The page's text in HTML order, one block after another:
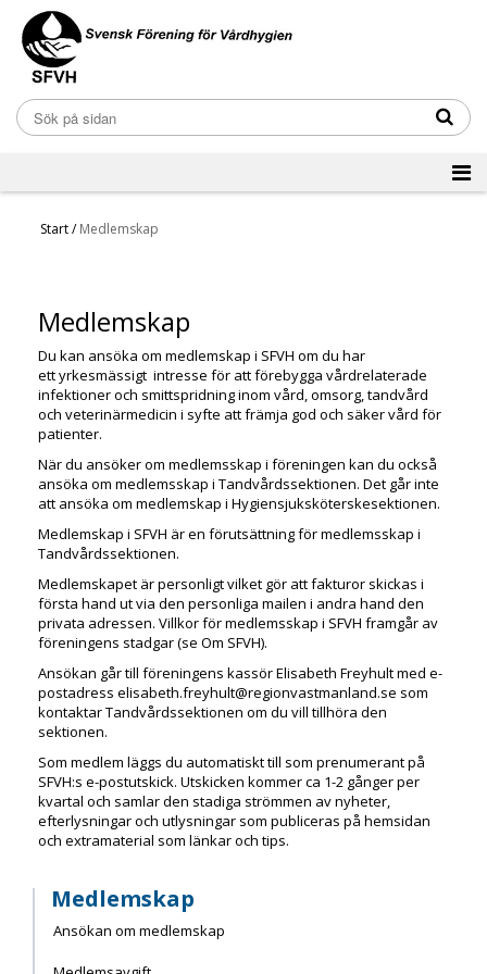
Start/ Medlemskap
Medlemskap
Du kan ansöka om medlemskap i SFVH om du har
ett yrkesmässigt intresse för att förebygga vårdrelaterade
infektioner och smittspridning inom vård, omsorg, tandvård
och veterinärmedicin i syfte att främja god och säker vård för
patienter.
När du ansöker om medlemsskap i föreningen kan du också
ansöka om medlemsskap i Tandvårdssektionen. Det går inte
att ansöka om medlemskap i Hygiensjuksköterskesektionen.
Medlemskap i SFVH är en förutsättning för medlemsskap i
Tandvårdssektionen.
Medlemskapet är personligt vilket gör att fakturor skickas i
första hand ut via den personliga mailen i andra hand den
privata adressen. Villkor för medlemsskap i SFVH framgår av
föreningens stadgar (se Om SFVH).
Ansökan går till föreningens kassörElisabeth Freyhultmed e-
postadress elisabeth.freyhult@regionvastmanland.se som
kontaktar Tandvårdssektionen om du vill tillhöra den
sektionen.
Som medlem läggs du automatiskt till som prenumerant på
SFVH:s e-postutskick. Utskicken kommer ca 1-2 gånger per
kvartal och samlar den stadiga strömmen av nyheter,
efterlysningar och utlysningar som publiceras på hemsidan
och extramaterial som länkar och tips.
Medlemskap
Ansökan om medlemskap